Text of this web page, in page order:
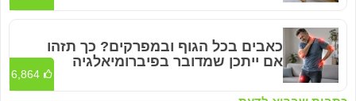
כאבים בכל הגוף ובמפרקים? כך תזהו
אם ייתכן שמדובר בפיברומיאלגיה
6,864